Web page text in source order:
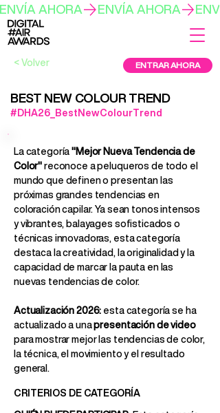
ENVÍA AHORA
< Volver ENTRAR AHORA
BEST NEW COLOUR TREND
#DHA26_BestNewColourTrend
La categoría"Mejor Nueva Tendencia de
Color"reconoce a peluqueros de todo el
mundo que definen o presentan las
próximas grandes tendencias en
coloración capilar. Ya sean tonos intensos
y vibrantes, balayages sofisticados o
técnicas innovadoras, esta categoría
destaca la creatividad, la originalidad y la
capacidad de marcar la pauta en las
nuevas tendencias de color.
Actualización 2026:esta categoría se ha
actualizado a unapresentación de video
para mostrar mejor las tendencias de color,
la técnica, el movimiento y el resultado
general.
CRITERIOS DE CATEGORÍA